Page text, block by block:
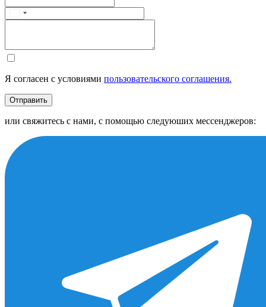
Я согласен с условиями пользовательского соглашения.
Отправить
или свяжитесь с нами, с помощью следуюших мессенджеров: